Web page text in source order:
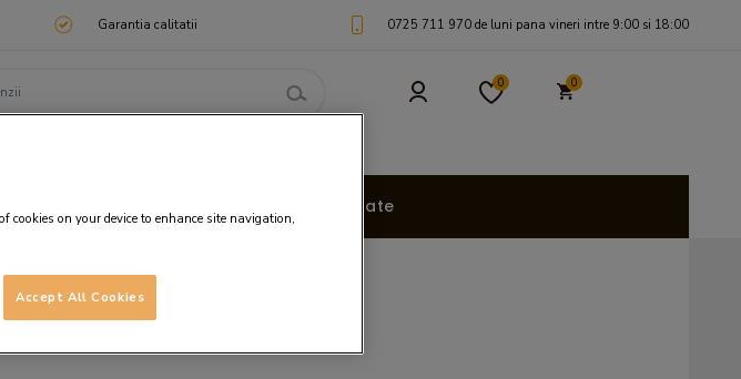
Garantia calitatii 0725 711 970 de luni pana vineri intre 9:00 si 18:00
0 0
Cadouri Personalizate
cookies on your device to enhance site navigation,
Accept All Cookies